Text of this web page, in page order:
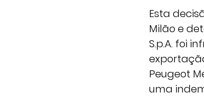
Esta
Milão e
S.p.A. foi
Peugeot
uma